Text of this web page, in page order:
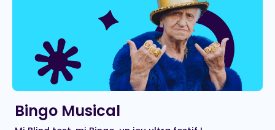
Bingo Musical